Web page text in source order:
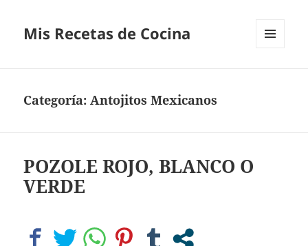
Mis Recetas de Cocina
Categoría:Antojitos Mexicanos
POZOLE ROJO, BLANCO O
VERDE